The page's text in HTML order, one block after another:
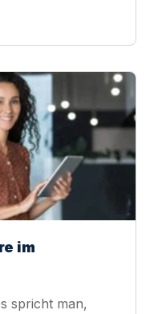
im
spricht man,